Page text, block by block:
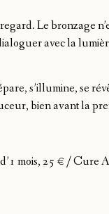
Le bronzage
avec la
s’illumine, se
bien avant la
mois, 25 € / Cure